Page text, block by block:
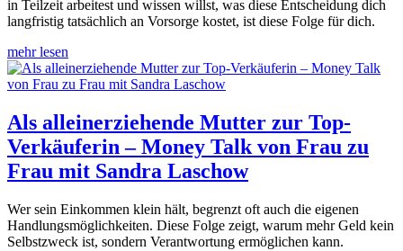
in Teilzeit arbeitest und wissen willst, was diese Entscheidung dich
langfristig tatsächlich an Vorsorge kostet, ist diese Folge für dich.
mehr lesen
Als alleinerziehende Mutter zur Top-
Verkäuferin – Money Talk von Frau zu
Frau mit Sandra Laschow
Wer sein Einkommen klein hält, begrenzt oft auch die eigenen
Handlungsmöglichkeiten. Diese Folge zeigt, warum mehr Geld kein
Selbstzweck ist, sondern Verantwortung ermöglichen kann.